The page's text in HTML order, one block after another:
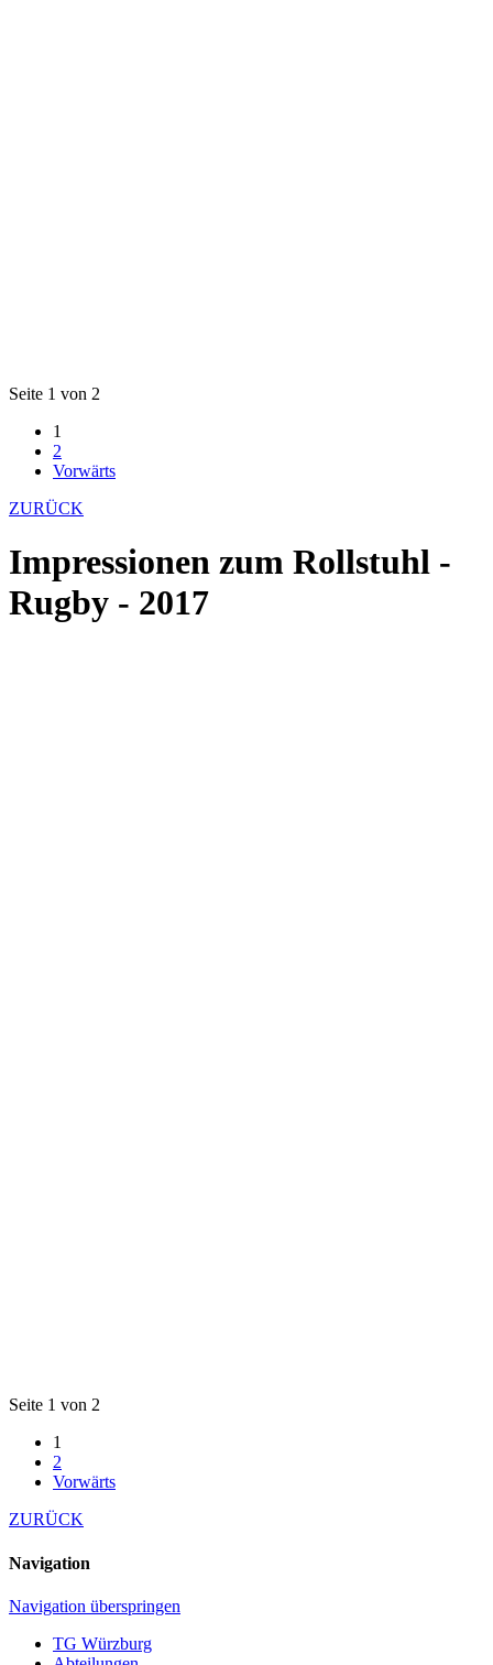
Seite 1 von 2
1
2
Vorwärts
ZURÜCK
Impressionen zum Rollstuhl -
Rugby - 2017
Seite 1 von 2
1
2
Vorwärts
ZURÜCK
Navigation
Navigation überspringen
TG Würzburg